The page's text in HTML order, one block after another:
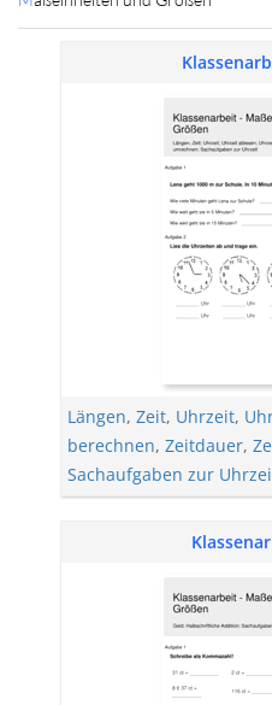
Längen, Zeit, Uhrzeit,
berechnen, Zeitdauer,
Sachaufgaben zur